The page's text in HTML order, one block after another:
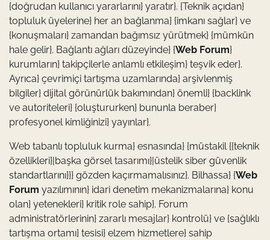
{doğrudan kullanıcı yararlarını} yaratır}. {Teknik açıdan}
topluluk üyelerine} her an bağlanma} {imkanı sağlar} ve
{konuşmaları} zamandan bağımsız yürütmek} {mümkün
hale gelir}. Bağlantı ağları düzeyinde} {Web Forum}
kurumların} takipçilerle anlamlı etkileşim} teşvik eder}.
Ayrıca} çevrimiçi tartışma uzamlarında} arşivlenmiş
bilgiler} dijital görünürlük bakımından} önemli} {backlink
ve autoriteleri} {oluştururken} bununla beraber}
profesyonel kimliğinizi} yayınlar}.
Web tabanlı topluluk kurma} esnasında} {müstakil {{teknik
özellikleri}|başka görsel tasarımı}|üstelik siber güvenlik
standartlarını}}} gözden kaçırmamalısınız}. Bilhassa} {Web
Forum yazılımının} idari denetim mekanizmalarına} konu
olan} yetenekleri} kritik role sahip}. Forum
administratörlerinin} zararlı mesajlar} kontrolü} ve {sağlıklı
tartışma ortamı} tesisi} elzem hizmetlere} sahip